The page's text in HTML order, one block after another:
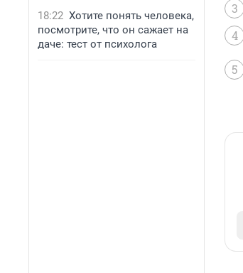
18:22 Хотите понять человека,
посмотрите, что он сажает на
даче: тест от психолога
3
4
5